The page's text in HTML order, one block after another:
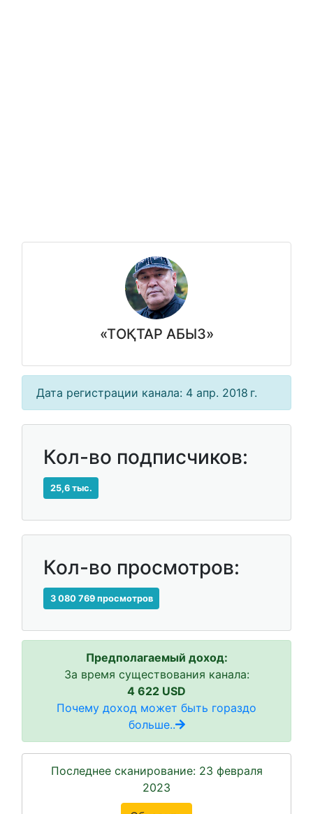
«TОҚТАР АБЫЗ»
Дата регистрации канала: 4 апр. 2018 г.
Кол-во подписчиков:
25,6 тыс.
Кол-во просмотров:
3 080 769 просмотров
Предполагаемый доход:
За время существования канала:
4 622 USD
Почему доход может быть гораздо
больше..
Последнее сканирование: 23 февраля
2023